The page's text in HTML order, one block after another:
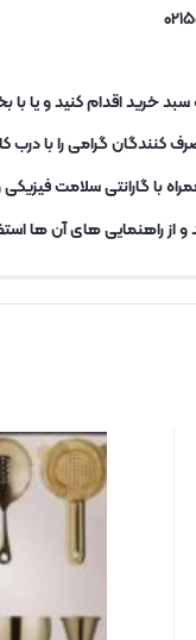
خرید اقدام کنید و یا
گرامی را با درب
با گارانتی سلامت
از راهنمایی های آن ها